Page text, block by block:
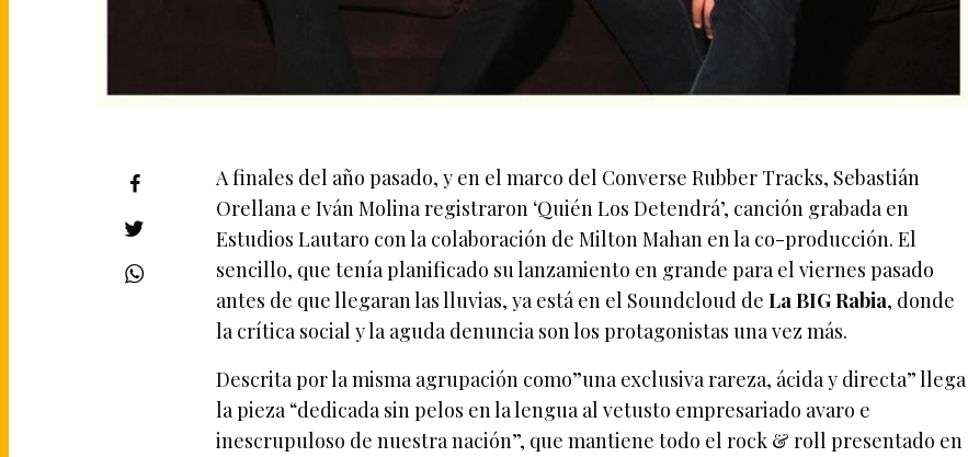
A finales del año pasado, y en el marco del Converse Rubber Tracks, Sebastián
Orellana e Iván Molina registraron ‘Quién Los Detendrá’, canción grabada en
Estudios Lautaro con la colaboración de Milton Mahan en la co-producción. El
sencillo, que tenía planificado su lanzamiento en grande para el viernes pasado
antes de que llegaran las lluvias, ya está en el Soundcloud deLa BIG Rabia, donde
la crítica social y la aguda denuncia son los protagonistas una vez más.
Descrita por la misma agrupación como”una exclusiva rareza, ácida y directa” llega
la pieza “dedicada sin pelos en la lengua al vetusto empresariado avaro e
inescrupuloso de nuestra nación”, que mantiene todo el rock & roll presentado en